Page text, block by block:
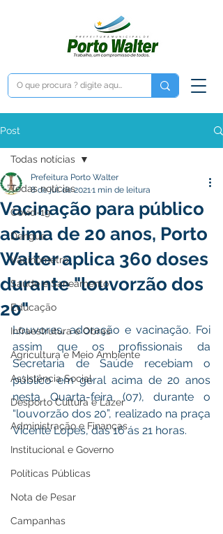
Post
Todas notícias
Covid-19
Dengue
Vacinômetro
Saúde e Saneamento
Educação
Infraestrutura e Obras
Agricultura e Meio Ambiente
Assistência Social
Desporto Cultura e Lazer
Administração e Finanças
Institucional e Governo
Políticas Públicas
Nota de Pesar
Campanhas
Todas notícias
Vacinação para público
acima de 20 anos, Porto
Walter aplica 360 doses
durante "louvorzão dos
20"
Prefeitura Porto Walter
8 de jul. de 20211 min de leitura
Louvores, adoração e vacinação. Foi
assim que os profissionais da
Secretaria de Saúde recebiam o
público em geral acima de 20 anos
nesta Quarta-feira (07), durante o
“louvorzão dos 20”, realizado na praça
Vicente Lopes, das 16 ás 21 horas.